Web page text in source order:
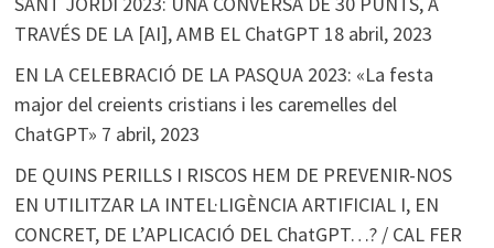
TRAVÉS DE LA [AI], AMB EL ChatGPT 18 abril, 2023
EN LA CELEBRACIÓ DE LA PASQUA 2023: «La festa
major del creients cristians i les caremelles del
ChatGPT» 7 abril, 2023
DE QUINS PERILLS I RISCOS HEM DE PREVENIR-NOS
EN UTILITZAR LA INTEL·LIGÈNCIA ARTIFICIAL I, EN
CONCRET, DE L’APLICACIÓ DEL ChatGPT…? / CAL FER